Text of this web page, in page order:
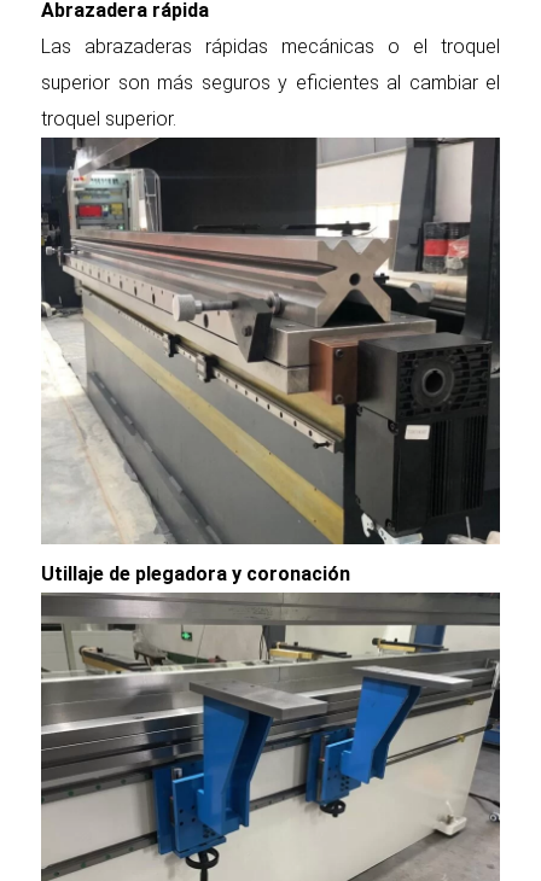
Abrazadera rápida
Las abrazaderas rápidas mecánicas o el troquel
superior son más seguros y eficientes al cambiar el
troquel superior.
Utillaje de plegadora y coronación